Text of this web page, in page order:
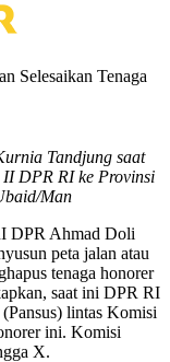
Selesaikan Tenaga
Tandjung saat
DPR RI ke Provinsi
Man
DPR Ahmad Doli
peta jalan atau
tenaga honorer
saat ini DPR RI
lintas Komisi
ini. Komisi
X.